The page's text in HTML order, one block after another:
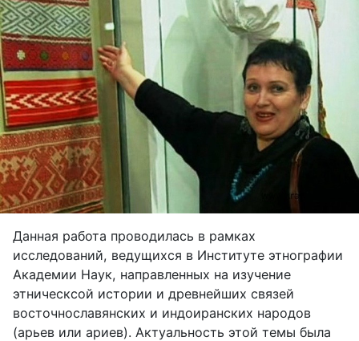
Данная работа проводилась в рамках
исследований, ведущихся в Институте этнографии
Академии Наук, направленных на изучение
этническсой истории и древнейших связей
восточнославянских и индоиранских народов
(арьев или ариев). Актуальность этой темы была